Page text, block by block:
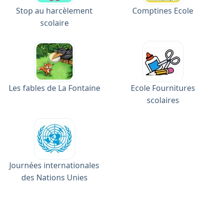
Stop au harcèlement
scolaire
Comptines Ecole
Les fables de La Fontaine
Ecole Fournitures
scolaires
Journées internationales
des Nations Unies